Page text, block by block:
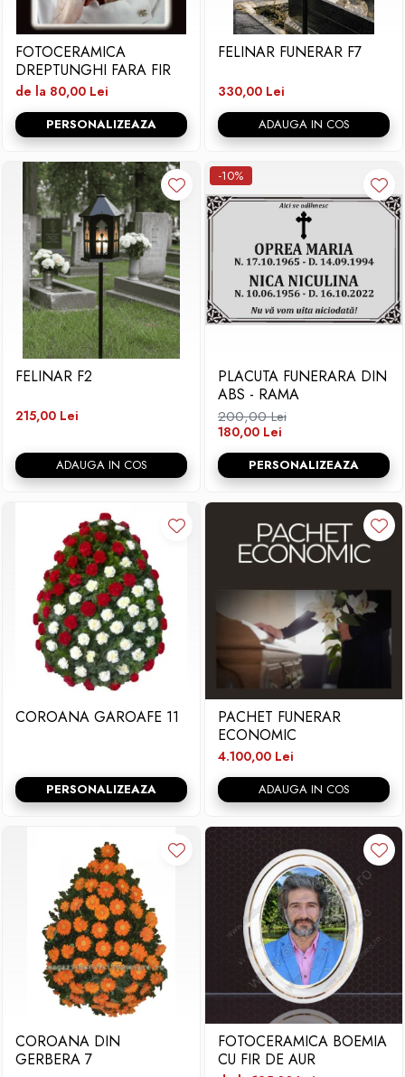
FOTOCERAMICA
DREPTUNGHI FARA FIR
de la 80,00 Lei
PERSONALIZEAZA
FELINAR FUNERAR F7
330,00 Lei
ADAUGA IN COS
FELINAR F2
215,00 Lei
ADAUGA IN COS
-10%
PLACUTA FUNERARA DIN
ABS - RAMA
200,00 Lei
180,00 Lei
PERSONALIZEAZA
COROANA GAROAFE 11
PERSONALIZEAZA
PACHET FUNERAR
ECONOMIC
4.100,00 Lei
ADAUGA IN COS
COROANA DIN
GERBERA 7
FOTOCERAMICA BOEMIA
CU FIR DE AUR